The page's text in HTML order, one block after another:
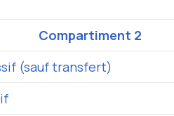
Compartiment 2
(sauf transfert)